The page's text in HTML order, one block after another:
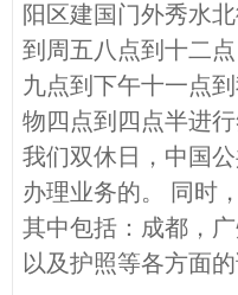
阳区建国门外秀水
到周五八点到十二
九点到下午十一点
物四点到四点半进
我们双休日，中国
办理业务的。 同时
其中包括：成都，
以及护照等各方面